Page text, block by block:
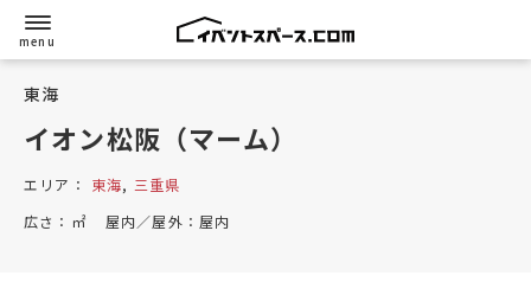
東海
イオン松阪（マーム）
エリア： 東海, 三重県
広さ： ㎡ 屋内／屋外： 屋内